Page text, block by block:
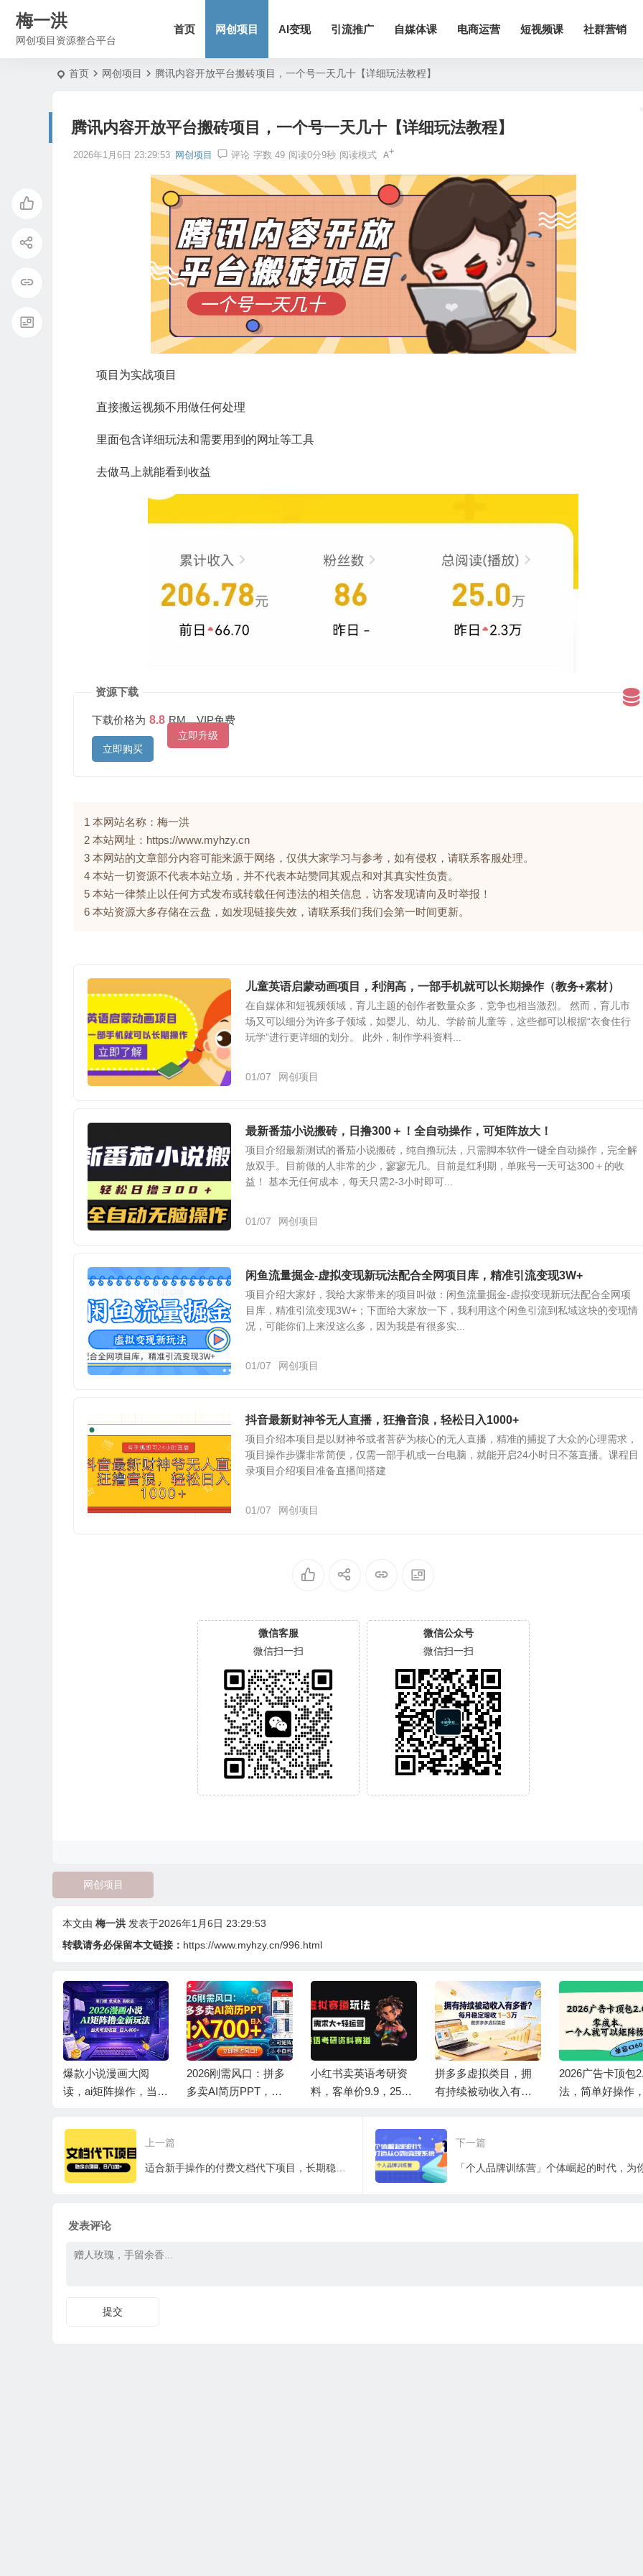
梅一洪
网创项目资源整合平台
首页 网创项目 AI变现 引流推广 自媒体课 电商运营 短视频课 社群营销
首页 网创项目 腾讯内容开放平台搬砖项目，一个号一天几十【详细玩法教程】
腾讯内容开放平台搬砖项目，一个号一天几十【详细玩法教程】
2026年1月6日 23:29:53 网创项目 评论 字数 49 阅读0分9秒 阅读模式
项目为实战项目
直接搬运视频不用做任何处理
里面包含详细玩法和需要用到的网址等工具
去做马上就能看到收益
资源下载
下载价格为 8.8 RM，VIP免费
立即升级
立即购买
1 本网站名称：梅一洪
2 本站网址：https://www.myhzy.cn
3 本网站的文章部分内容可能来源于网络，仅供大家学习与参考，如有侵权，请联系客服处理。
4 本站一切资源不代表本站立场，并不代表本站赞同其观点和对其真实性负责。
5 本站一律禁止以任何方式发布或转载任何违法的相关信息，访客发现请向及时举报！
6 本站资源大多存储在云盘，如发现链接失效，请联系我们我们会第一时间更新。
儿童英语启蒙动画项目，利润高，一部手机就可以长期操作（教务+素材）
在自媒体和短视频领域，育儿主题的创作者数量众多，竞争也相当激烈。 然而，育儿市
场又可以细分为许多子领域，如婴儿、幼儿、学龄前儿童等，这些都可以根据“衣食住行
玩学”进行更详细的划分。 此外，制作学科资料...
01/07 网创项目
最新番茄小说搬砖，日撸300＋！全自动操作，可矩阵放大！
项目介绍最新测试的番茄小说搬砖，纯自撸玩法，只需脚本软件一键全自动操作，完全解
放双手。目前做的人非常的少，寥寥无几。目前是红利期，单账号一天可达300＋的收
益！ 基本无任何成本，每天只需2-3小时即可...
01/07 网创项目
闲鱼流量掘金-虚拟变现新玩法配合全网项目库，精准引流变现3W+
项目介绍大家好，我给大家带来的项目叫做：闲鱼流量掘金-虚拟变现新玩法配合全网项
目库，精准引流变现3W+；下面给大家放一下，我利用这个闲鱼引流到私域这块的变现情
况，可能你们上来没这么多，因为我是有很多实...
01/07 网创项目
抖音最新财神爷无人直播，狂撸音浪，轻松日入1000+
项目介绍本项目是以财神爷或者菩萨为核心的无人直播，精准的捕捉了大众的心理需求，
项目操作步骤非常简便，仅需一部手机或一台电脑，就能开启24小时日不落直播。课程目
录项目介绍项目准备直播间搭建
01/07 网创项目
微信客服
微信扫一扫
微信公众号
微信扫一扫
网创项目
本文由 梅一洪 发表于2026年1月6日 23:29:53
转载请务必保留本文链接： https://www.myhzy.cn/996.html
爆款小说漫画大阅
读，ai矩阵操作，当天
00+
2026刚需风口：拼多
多卖AI简历PPT，可
小红书卖英语考研资
料，客单价9.9，250
拼多多虚拟类目，拥
有持续被动收入有多
万
2026广告卡顶包
法，简单好操作
上一篇 下一篇
发表评论